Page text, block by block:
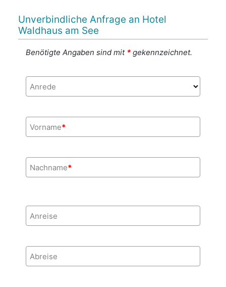
Unverbindliche Anfrage an Hotel
Waldhaus am See
Benötigte Angaben sind mit *gekennzeichnet.
Anrede
Vorname*
Nachname*
Anreise
Abreise